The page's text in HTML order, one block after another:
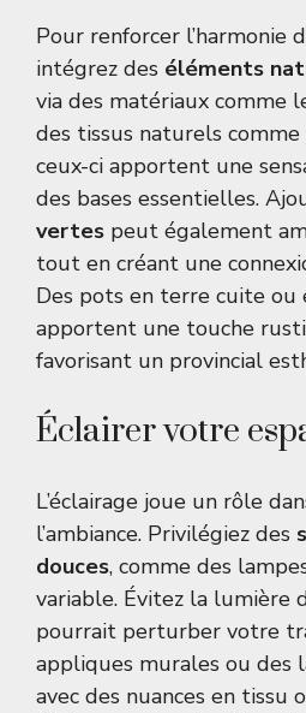
Pour renforcer l’harmonie
intégrez des éléments
via des matériaux comme
des tissus naturels
ceux-ci apportent une
des bases essentielles.
vertes peut également
tout en créant une
Des pots en terre cuite ou
apportent une touche
favorisant un provincial
Éclairer votre
L’éclairage joue un rôle
l’ambiance. Privilégiez des
douces, comme des
variable. Évitez la lumière
pourrait perturber votre
appliques murales ou des
avec des nuances en tissu